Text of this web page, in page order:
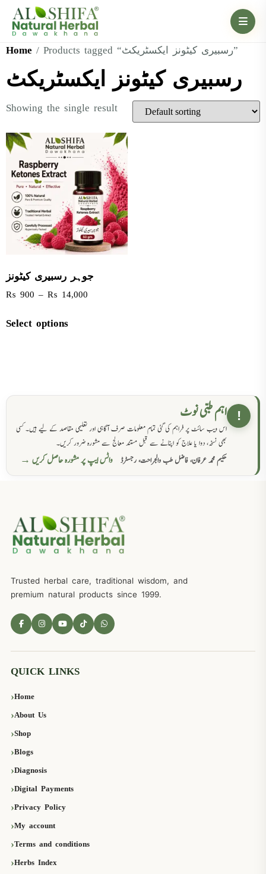
Home / Products tagged “رسبیری کیٹونز ایکسٹریکٹ”
رسبیری کیٹونز ایکسٹریکٹ
Showing the single result
جوہر رسبیری کیٹونز
₨ 900 – ₨ 14,000
Select options
! اہم طبی نوٹ
اس ویب سائٹ پر فراہم کی گئی تمام معلومات صرف آگاہی اور تعلیمی مقاصد کے لیے ہیں۔ کسی
بھی نسخہ، دوا یا علاج کو اپنانے سے قبل مستند معالج سے مشورہ ضرور کریں۔
حکیم محمد عرفان، فاضل طب والجراحت، رجسٹرڈ
واٹس ایپ پر مشورہ حاصل کریں →
Trusted herbal care, traditional wisdom, and
premium natural products since 1999.
QUICK LINKS
Home
About Us
Shop
Blogs
Diagnosis
Digital Payments
Privacy Policy
My account
Terms and conditions
Herbs Index